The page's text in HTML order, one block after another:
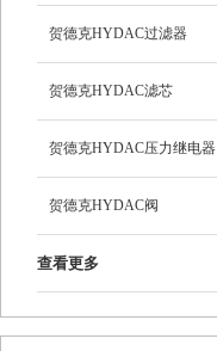
贺德克HYDAC过滤器
贺德克HYDAC滤芯
贺德克HYDAC压力继电器
贺德克HYDAC阀
查看更多